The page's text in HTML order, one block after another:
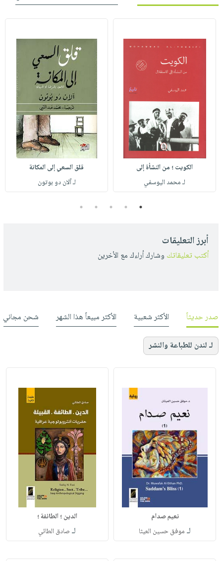
الكويت ؛ من النشأة إلى
لـ محمد اليوسفي
قلق السعي إلى المكانة
لـ آلان دو بوتون
1
2
3
4
5
أبرز التعليقات
أكتب تعليقاتك وشارك أراءك مع الأخرين
صدر حديثاً الأكثر شعبية الأكثر مبيعاً هذا الشهر شحن مجاني
لـ لندن للطباعة والنشر
نعيم صدام
لـ موفق حسين العيثا
الدين ؛ الطائفة ؛
لـ صادق الطائي